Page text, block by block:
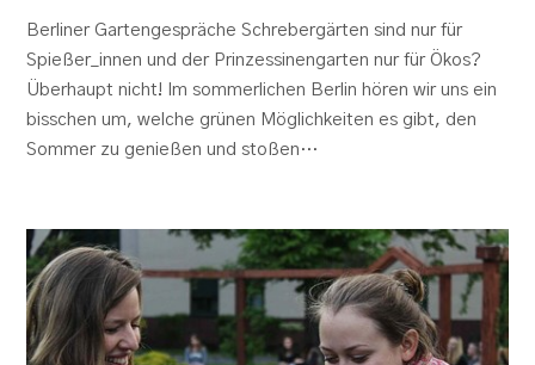
Berliner Gartengespräche Schrebergärten sind nur für
Spießer_innen und der Prinzessinengarten nur für Ökos?
Überhaupt nicht! Im sommerlichen Berlin hören wir uns ein
bisschen um, welche grünen Möglichkeiten es gibt, den
Sommer zu genießen und stoßen…